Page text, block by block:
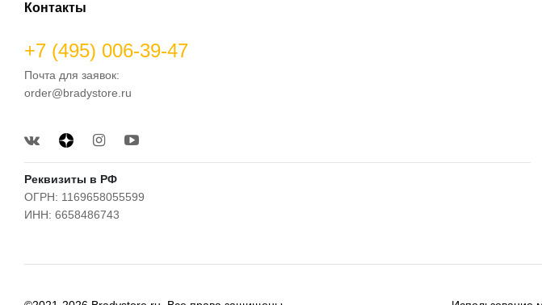
Контакты
+7 (495) 006-39-47
Почта для заявок:
order@bradystore.ru
Реквизиты в РФ
ОГРН: 1169658055599
ИНН: 6658486743